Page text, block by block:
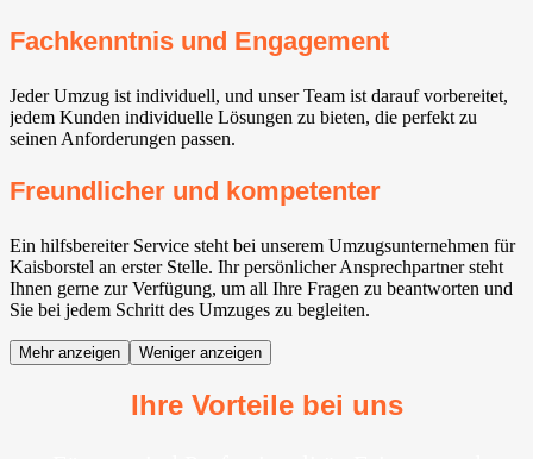
Fachkenntnis und Engagement
Jeder Umzug ist individuell, und unser Team ist darauf vorbereitet,
jedem Kunden individuelle Lösungen zu bieten, die perfekt zu
seinen Anforderungen passen.
Freundlicher und kompetenter
Ein hilfsbereiter Service steht bei unserem Umzugsunternehmen für
Kaisborstel an erster Stelle. Ihr persönlicher Ansprechpartner steht
Ihnen gerne zur Verfügung, um all Ihre Fragen zu beantworten und
Sie bei jedem Schritt des Umzuges zu begleiten.
Mehr anzeigen Weniger anzeigen
Ihre Vorteile bei uns